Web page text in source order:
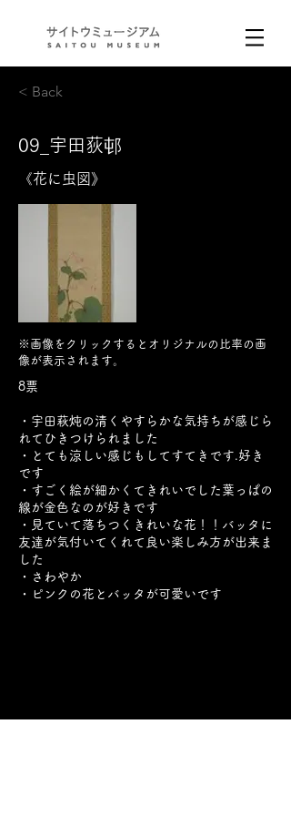
< Back
09_宇田荻邨
《花に虫図》
※画像をクリックするとオリジナルの比率の画
像が表示されます。
8票
・宇田萩炖の清くやすらかな気持ちが感じら
れてひきつけられました
・とても涼しい感じもしてすてきです.好き
です
・すごく絵が細かくてきれいでした葉っぱの
線が金色なのが好きです
・見ていて落ちつくきれいな花！！バッタに
友達が気付いてくれて良い楽しみ方が出来ま
した
・さわやか
・ピンクの花とバッタが可愛いです